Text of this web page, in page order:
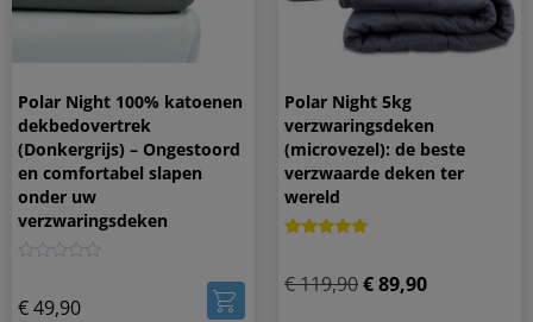
Polar Night 100% katoenen
dekbedovertrek
(Donkergrijs) – Ongestoord
en comfortabel slapen
onder uw
verzwaringsdeken
€49,90
Polar Night 5kg
verzwaringsdeken
(microvezel): de beste
verzwaarde deken ter
wereld
op 5
gebaseerd
€119,90€89,90